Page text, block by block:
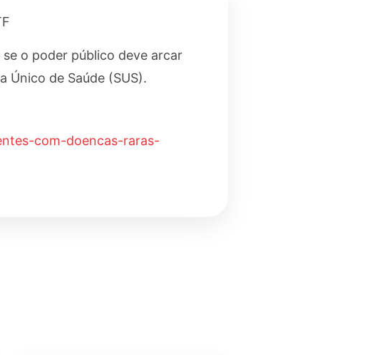
o poder público deve arcar
Único de Saúde (SUS).
com-doencas-raras-